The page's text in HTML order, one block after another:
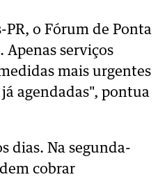
PR, o Fórum de Ponta
Apenas serviços
mais urgentes
agendadas", pontua
dias. Na segunda-
cobrar